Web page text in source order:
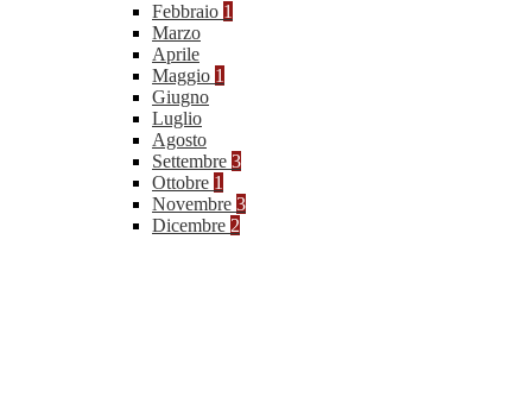
Febbraio 1
Marzo
Aprile
Maggio 1
Giugno
Luglio
Agosto
Settembre 3
Ottobre 1
Novembre 3
Dicembre 2